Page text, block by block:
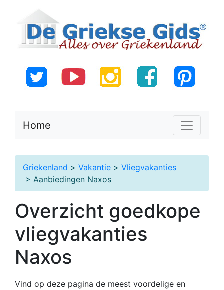
Home
Griekenland > Vakantie > Vliegvakanties
> Aanbiedingen Naxos
Overzicht goedkope
vliegvakanties
Naxos
Vind op deze pagina de meest voordelige en